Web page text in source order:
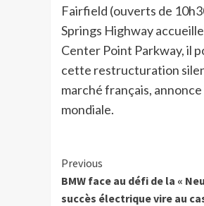
Fairfield (ouverts de
Springs Highway
Center Point Parkway, il
cette restructuration
marché français,
mondiale.
Continue
Reading
Previous
BMW face au défi de la «
succès électrique vire au